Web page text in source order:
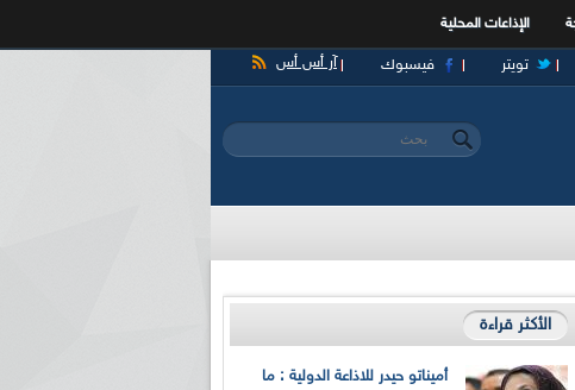
الإذاعات المحلية
آر أس أس فيسبوك تويتر
استمارة البحث
‏بحث ‏
الأكثر قراءة
أميناتو حيدر للاذاعة الدولية : ما